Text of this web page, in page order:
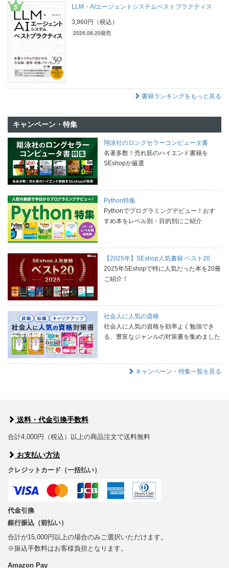
LLM・AIエージェントシステムベストプラクティス
3,960円（税込）
2026.08.20発売
書籍ランキングをもっと見る
キャンペーン・特集
翔泳社のロングセラーコンピュータ書
名著多数！売れ筋のハイエンド書籍を
SEshopが厳選
Python特集
Pythonでプログラミングデビュー！おす
すめ本をレベル別・目的別にご紹介
【2025年】SEshop人気書籍 ベスト20
2025年SEshopで特に人気だった本を20冊
ご紹介！
社会人に人気の資格
社会人に人気の資格を効率よく勉強でき
る、豊富なジャンルの対策書を集めました
キャンペーン・特集一覧を見る
送料・代金引換手数料
合計4,000円（税込）以上の商品注文で送料無料
お支払い方法
クレジットカード（一括払い）
代金引換
銀行振込（前払い）
合計が15,000円以上の場合のみご選択いただけます。
※振込手数料はお客様負担となります。
Amazon Pay